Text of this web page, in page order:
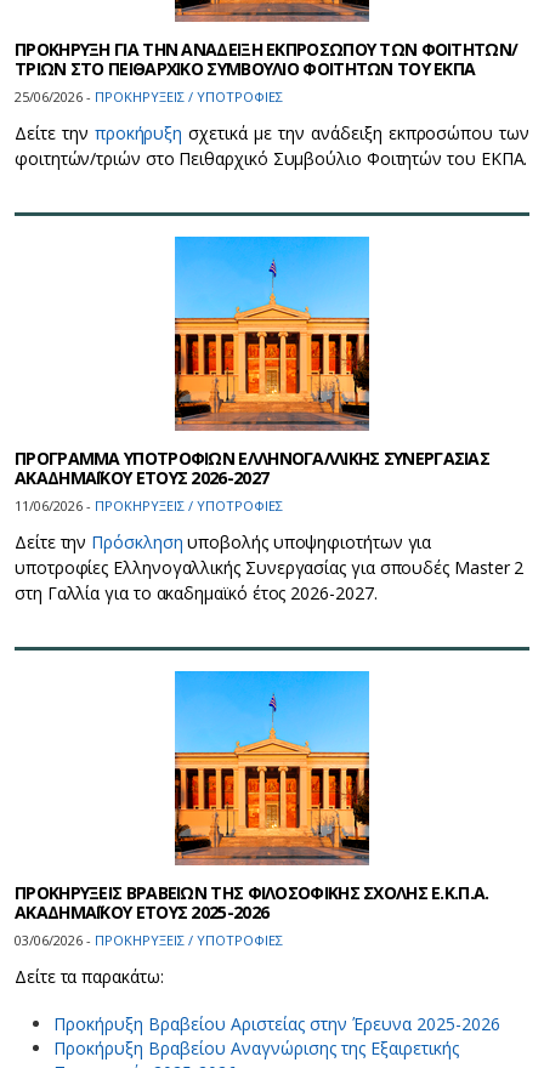
ΠΡΟΚΗΡΥΞΗ ΓΙΑ ΤΗΝ ΑΝΑΔΕΙΞΗ ΕΚΠΡΟΣΩΠΟΥ ΤΩΝ ΦΟΙΤΗΤΩΝ/
ΤΡΙΩΝ ΣΤΟ ΠΕΙΘΑΡΧΙΚΟ ΣΥΜΒΟΥΛΙΟ ΦΟΙΤΗΤΩΝ ΤΟΥ ΕΚΠΑ
25/06/2026 - ΠΡΟΚΗΡΥΞΕΙΣ / ΥΠΟΤΡΟΦΙΕΣ
Δείτε την προκήρυξη σχετικά με την ανάδειξη εκπροσώπου των
φοιτητών/τριών στο Πειθαρχικό Συμβούλιο Φοιτητών του ΕΚΠΑ.
ΠΡΟΓΡΑΜΜΑ ΥΠΟΤΡΟΦΙΩΝ ΕΛΛΗΝΟΓΑΛΛΙΚΗΣ ΣΥΝΕΡΓΑΣΙΑΣ
ΑΚΑΔΗΜΑΪΚΟΥ ΕΤΟΥΣ 2026-2027
11/06/2026 - ΠΡΟΚΗΡΥΞΕΙΣ / ΥΠΟΤΡΟΦΙΕΣ
Δείτε την Πρόσκλησηυποβολής υποψηφιοτήτων για
υποτροφίες Ελληνογαλλικής Συνεργασίας για σπουδές Master 2
στη Γαλλία για το ακαδημαϊκό έτος 2026-2027.
ΠΡΟΚΗΡΥΞΕΙΣ ΒΡΑΒΕΙΩΝ ΤΗΣ ΦΙΛΟΣΟΦΙΚΗΣ ΣΧΟΛΗΣ Ε.Κ.Π.Α.
ΑΚΑΔΗΜΑΪΚΟΥ ΕΤΟΥΣ 2025-2026
03/06/2026 - ΠΡΟΚΗΡΥΞΕΙΣ / ΥΠΟΤΡΟΦΙΕΣ
Δείτε τα παρακάτω:
Προκήρυξη Βραβείου Αριστείας στην Έρευνα 2025-2026
Προκήρυξη Βραβείου Αναγνώρισης της Εξαιρετικής